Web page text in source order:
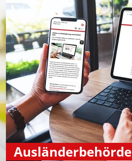
Ausländerbehörde